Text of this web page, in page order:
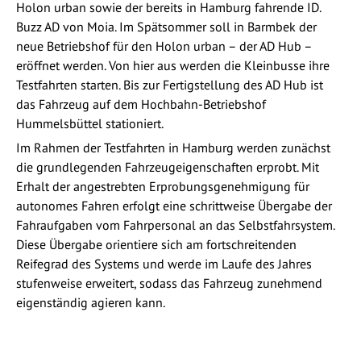
Holon urban sowie der bereits in Hamburg fahrende ID.
Buzz AD von Moia. Im Spätsommer soll in Barmbek der
neue Betriebshof für den Holon urban – der AD Hub –
eröffnet werden. Von hier aus werden die Kleinbusse ihre
Testfahrten starten. Bis zur Fertigstellung des AD Hub ist
das Fahrzeug auf dem Hochbahn-Betriebshof
Hummelsbüttel stationiert.
Im Rahmen der Testfahrten in Hamburg werden zunächst
die grundlegenden Fahrzeugeigenschaften erprobt. Mit
Erhalt der angestrebten Erprobungsgenehmigung für
autonomes Fahren erfolgt eine schrittweise Übergabe der
Fahraufgaben vom Fahrpersonal an das Selbstfahrsystem.
Diese Übergabe orientiere sich am fortschreitenden
Reifegrad des Systems und werde im Laufe des Jahres
stufenweise erweitert, sodass das Fahrzeug zunehmend
eigenständig agieren kann.